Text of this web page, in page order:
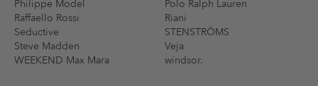
Philippe Model
Polo Ralph Lauren
Raffaello Rossi
Riani
Seductive
STENSTRÖMS
Steve Madden
Veja
WEEKEND Max Mara
windsor.